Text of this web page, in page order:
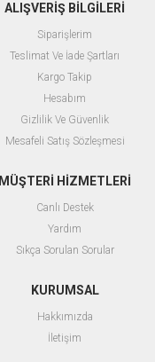
ALIŞVERİŞ BİLGİLERİ
Siparişlerim
Teslimat Ve İade Şartları
Kargo Takip
Hesabım
Gizlilik Ve Güvenlik
Mesafeli Satış Sözleşmesi
MÜŞTERİ HİZMETLERİ
Canlı Destek
Yardım
Sıkça Sorulan Sorular
KURUMSAL
Hakkımızda
İletişim